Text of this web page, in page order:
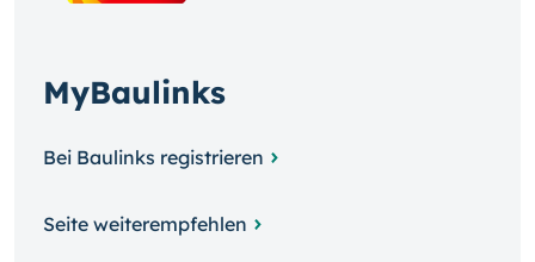
MyBaulinks
Bei Baulinks registrieren
Seite weiterempfehlen